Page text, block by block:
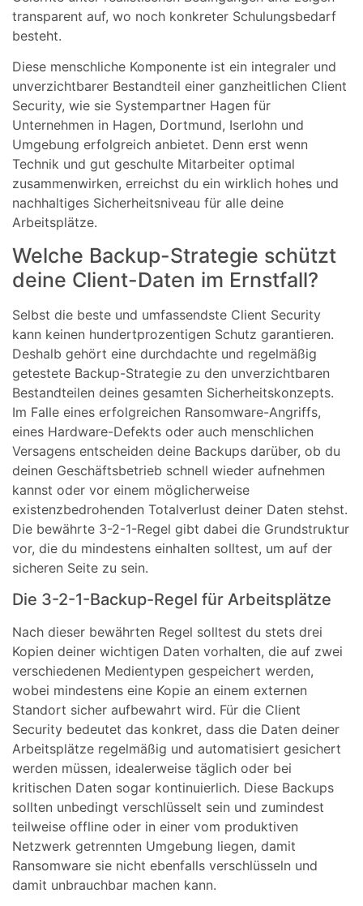
transparent auf, wo noch konkreter Schulungsbedarf
besteht.
Diese menschliche Komponente ist ein integraler und
unverzichtbarer Bestandteil einer ganzheitlichen Client
Security, wie sie Systempartner Hagen für
Unternehmen in Hagen, Dortmund, Iserlohn und
Umgebung erfolgreich anbietet. Denn erst wenn
Technik und gut geschulte Mitarbeiter optimal
zusammenwirken, erreichst du ein wirklich hohes und
nachhaltiges Sicherheitsniveau für alle deine
Arbeitsplätze.
Welche Backup-Strategie schützt
deine Client-Daten im Ernstfall?
Selbst die beste und umfassendste Client Security
kann keinen hundertprozentigen Schutz garantieren.
Deshalb gehört eine durchdachte und regelmäßig
getestete Backup-Strategie zu den unverzichtbaren
Bestandteilen deines gesamten Sicherheitskonzepts.
Im Falle eines erfolgreichen Ransomware-Angriffs,
eines Hardware-Defekts oder auch menschlichen
Versagens entscheiden deine Backups darüber, ob du
deinen Geschäftsbetrieb schnell wieder aufnehmen
kannst oder vor einem möglicherweise
existenzbedrohenden Totalverlust deiner Daten stehst.
Die bewährte 3-2-1-Regel gibt dabei die Grundstruktur
vor, die du mindestens einhalten solltest, um auf der
sicheren Seite zu sein.
Die 3-2-1-Backup-Regel für Arbeitsplätze
Nach dieser bewährten Regel solltest du stets drei
Kopien deiner wichtigen Daten vorhalten, die auf zwei
verschiedenen Medientypen gespeichert werden,
wobei mindestens eine Kopie an einem externen
Standort sicher aufbewahrt wird. Für die Client
Security bedeutet das konkret, dass die Daten deiner
Arbeitsplätze regelmäßig und automatisiert gesichert
werden müssen, idealerweise täglich oder bei
kritischen Daten sogar kontinuierlich. Diese Backups
sollten unbedingt verschlüsselt sein und zumindest
teilweise offline oder in einer vom produktiven
Netzwerk getrennten Umgebung liegen, damit
Ransomware sie nicht ebenfalls verschlüsseln und
damit unbrauchbar machen kann.